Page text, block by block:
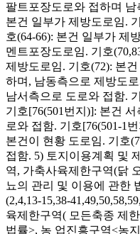
팔트포장도로와 접하며
본건 일부가 제방도로임.
호(64-66): 본건 일부가 제
멘트포장도로임. 기호
제방도로임. 기호(72): 본
하며, 남동측으로 제방도
남서측으로 도로와 접함.
기호[76(501번지)]: 본건
로와 접함. 기호[76(501-1
본건이 현황 도로임. 기호
접함. 5) 토지이용계획 및
역, 가축사육제한구역(닭
뇨의 관리 및 이용에 관한
(2,4,13-15,38-
육제한구역( 모든축종 제
법률>, 농 업진흥구역<농